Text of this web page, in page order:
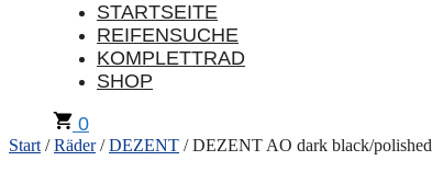
STARTSEITE
REIFENSUCHE
KOMPLETTRAD
SHOP
0
Start /Räder/DEZENT / DEZENT AO dark black/polished